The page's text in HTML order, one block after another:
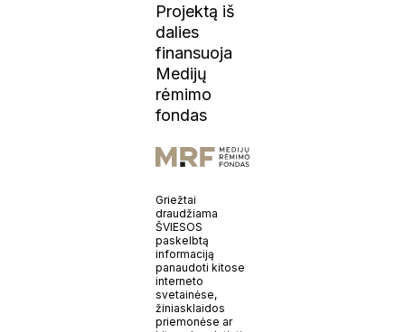
Projektą iš
dalies
finansuoja
Medijų
rėmimo
fondas
Griežtai
draudžiama
ŠVIESOS
paskelbtą
informaciją
panaudoti kitose
interneto
svetainėse,
žiniasklaidos
priemonėse ar